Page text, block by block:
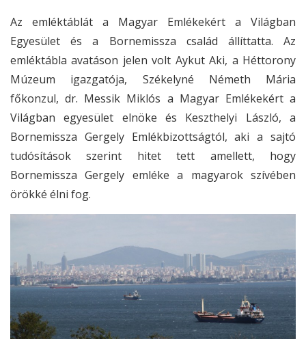
Az emléktáblát a Magyar Emlékekért a Világban
Egyesület és a Bornemissza család állíttatta. Az
emléktábla avatáson jelen volt Aykut Aki, a Héttorony
Múzeum igazgatója, Székelyné Németh Mária
főkonzul, dr. Messik Miklós a Magyar Emlékekért a
Világban egyesület elnöke és Keszthelyi László, a
Bornemissza Gergely Emlékbizottságtól, aki a sajtó
tudósítások szerint hitet tett amellett, hogy
Bornemissza Gergely emléke a magyarok szívében
örökké élni fog.